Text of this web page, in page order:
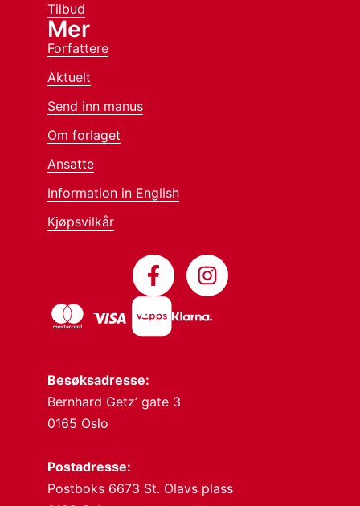
Besøksadresse:
Bernhard Getz’ gate 3
0165 Oslo
Postadresse:
Postboks 6673 St. Olavs plass
Tilbud
Mer
Forfattere
Aktuelt
Send inn manus
Om forlaget
Ansatte
Information in English
Kjøpsvilkår